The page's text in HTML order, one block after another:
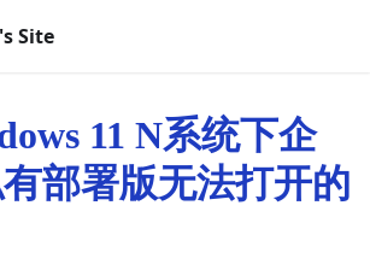
Site
11 N系统下企
部署版无法打开的